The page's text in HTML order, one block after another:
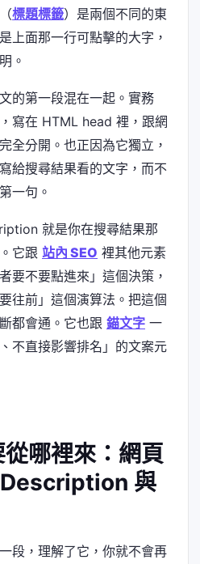
標題標籤）是兩個不同的東
上面那一行可點擊的大字，
。
的第一段混在一起。實務
寫在 HTML head 裡，跟網
全分開。也正因為它獨立，
給搜尋結果看的文字，而不
一句。
就是你在搜尋結果那
它跟 站內 SEO 裡其他元素
要不要點進來」這個決策，
往前」這個演算法。把這個
都會通。它也跟 錨文字 一
不直接影響排名」的文案元
哪裡來：網頁
與
段，理解了它，你就不會再